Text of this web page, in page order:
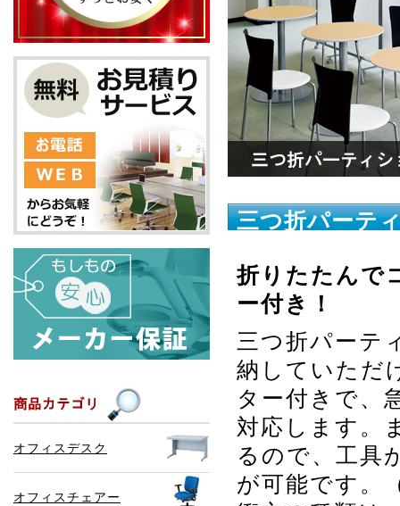
三つ折パーテ
折りたたんで
ー付き！
三つ折パーテ
納していただ
ター付きで、
対応します。
るので、工具
が可能です。
オフィスデスク
オフィスチェアー